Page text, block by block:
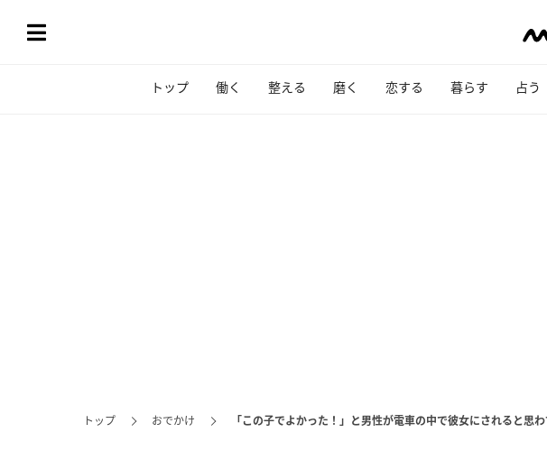
トップ 働く 整える 磨く 恋する 暮らす 占う
トップ おでかけ 「この子でよかった！」と男性が電車の中で彼女にされると思